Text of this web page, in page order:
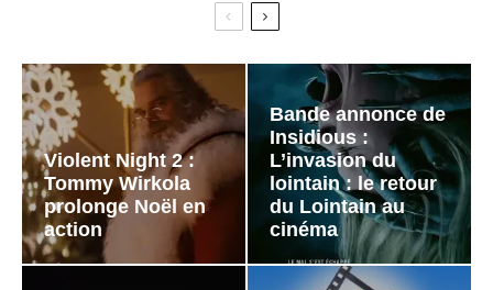
Violent Night 2 :
Tommy Wirkola
prolonge Noël en
action
Bande annonce de
Insidious :
L’invasion du
lointain : le retour
du Lointain au
cinéma